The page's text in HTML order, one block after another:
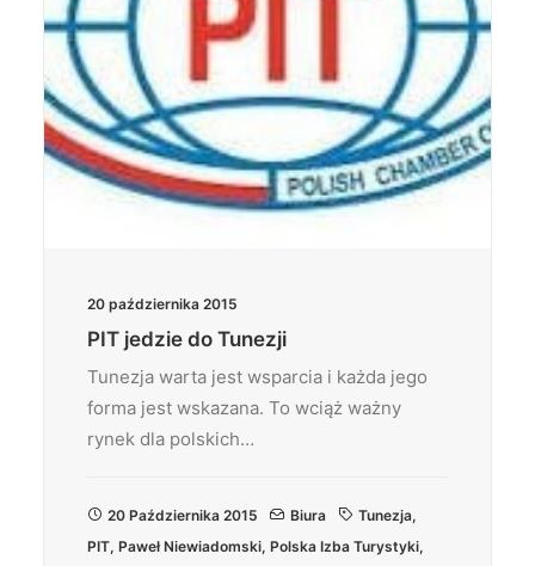
20 października 2015
PIT jedzie do Tunezji
Tunezja warta jest wsparcia i każda jego
forma jest wskazana. To wciąż ważny
rynek dla polskich…
20 Października 2015 Biura Tunezja,
PIT, Paweł Niewiadomski, Polska Izba Turystyki,